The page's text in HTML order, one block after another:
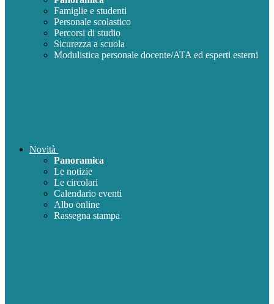
Famiglie e studenti
Personale scolastico
Percorsi di studio
Sicurezza a scuola
Modulistica personale docente/ATA ed esperti esterni
Novità
Panoramica
Le notizie
Le circolari
Calendario eventi
Albo online
Rassegna stampa